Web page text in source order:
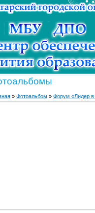
» Фотоальбом » Форум «Лидер в